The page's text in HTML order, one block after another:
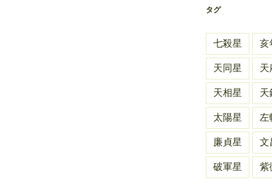
タグ
七殺星 亥
天同星 天
天相星 天
太陽星 左
廉貞星 文
破軍星 紫